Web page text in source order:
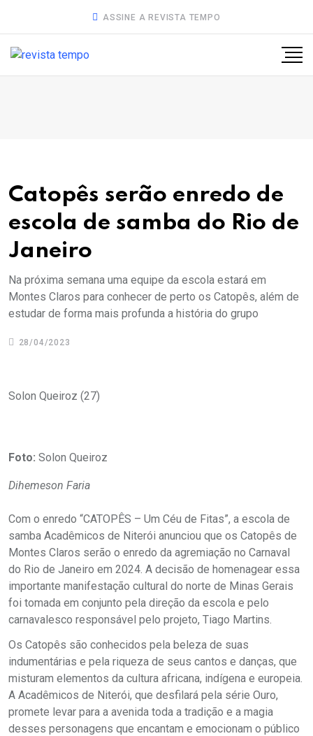
ASSINE A REVISTA TEMPO
Catopês serão enredo de
escola de samba do Rio de
Janeiro
Na próxima semana uma equipe da escola estará em
Montes Claros para conhecer de perto os Catopês, além de
estudar de forma mais profunda a história do grupo
28/04/2023
Solon Queiroz (27)
Foto: Solon Queiroz
Dihemeson Faria
Com o enredo “CATOPÊS – Um Céu de Fitas”, a escola de
samba Acadêmicos de Niterói anunciou que os Catopês de
Montes Claros serão o enredo da agremiação no Carnaval
do Rio de Janeiro em 2024. A decisão de homenagear essa
importante manifestação cultural do norte de Minas Gerais
foi tomada em conjunto pela direção da escola e pelo
carnavalesco responsável pelo projeto, Tiago Martins.
Os Catopês são conhecidos pela beleza de suas
indumentárias e pela riqueza de seus cantos e danças, que
misturam elementos da cultura africana, indígena e europeia.
A Acadêmicos de Niterói, que desfilará pela série Ouro,
promete levar para a avenida toda a tradição e a magia
desses personagens que encantam e emocionam o público